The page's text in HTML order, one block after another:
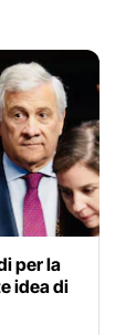
per la
idea di